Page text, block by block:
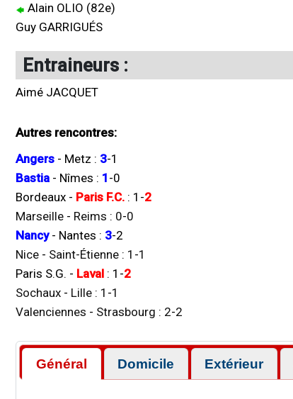
Alain OLIO (82e)
Guy GARRIGUÉS
Entraineurs :
Aimé JACQUET
Autres rencontres:
Angers - Metz : 3-1
Bastia - Nîmes : 1 -0
Bordeaux - Paris F.C. : 1 -2
Marseille - Reims : 0-0
Nancy- Nantes : 3-2
Nice - Saint-Étienne : 1 -1
Paris S.G. - Laval : 1 -2
Sochaux - Lille : 1 -1
Valenciennes - Strasbourg : 2-2
Général Domicile Extérieur